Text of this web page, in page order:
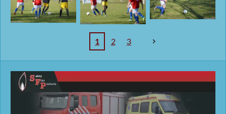
1 2 3